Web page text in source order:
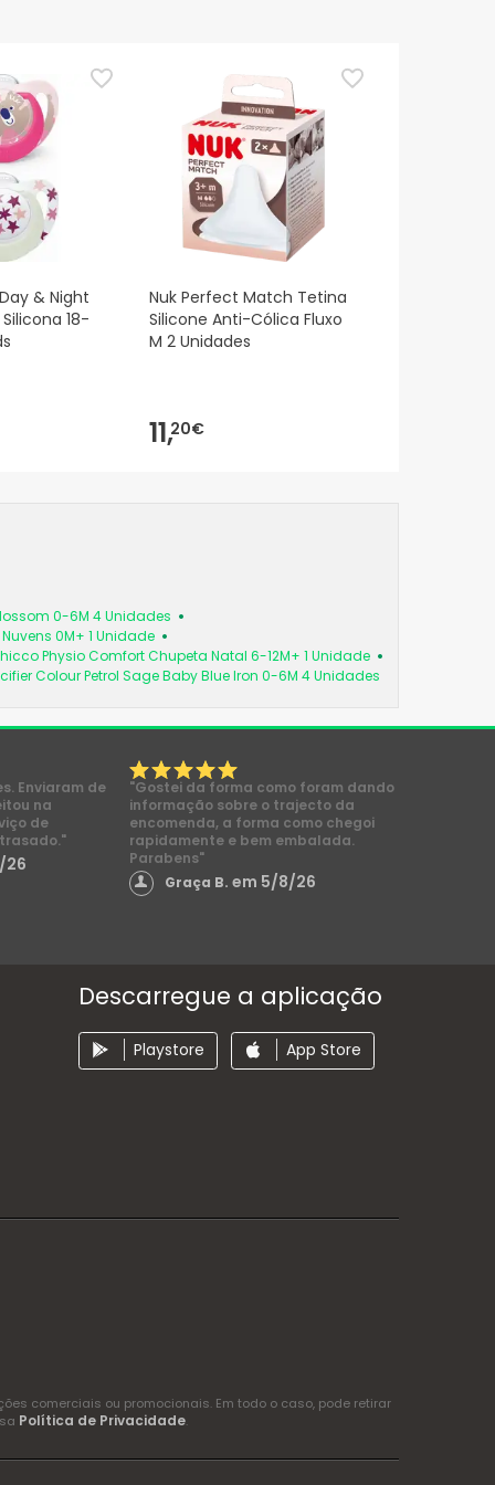
& Night
18-
Nuk Perfect Match Tetina
Silicone Anti-Cólica Fluxo
M 2 Unidades
11,20€
0-6M 4 Unidades
0M+ 1 Unidade
Physio Comfort Chupeta Natal 6-12M+ 1 Unidade
Colour Petrol Sage Baby Blue Iron 0-6M 4 Unidades
Enviaram de
na
de
26
"Gostei da forma como foram dando
informação sobre o trajecto da
encomenda, a forma como chegoi
rapidamente e bem embalada.
Parabens"
Graça B. em 5/8/26
Descarregue a aplicação
Playstore App Store
comerciais ou promocionais. Em todo o caso, pode retirar
Política de Privacidade.